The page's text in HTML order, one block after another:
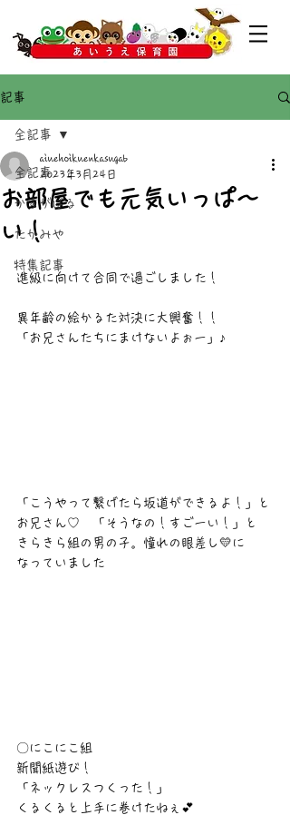
記事
全記事
かすがばる
たかみや
特集記事
全記事
お部屋でも元気いっぱ～
い！
aiuehoikuenkasugab
2023年3月24日
進級に向けて合同で過ごしました！
異年齢の絵かるた対決に大興奮！！
「お兄さんたちにまけないよぉー」♪
「こうやって繋げたら坂道ができるよ！」と
お兄さん♡　「そうなの！すごーい！」と
きらきら組の男の子。憧れの眼差し💛に
なっていました
〇にこにこ組
新聞紙遊び！
「ネックレスつくった！」
くるくると上手に巻けたねぇ💕